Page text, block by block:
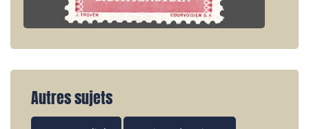
Autres sujets